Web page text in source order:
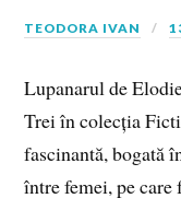
TEODORA IVAN
Lupanarul de
Trei în colecția
fascinantă, bogată
între femei, pe